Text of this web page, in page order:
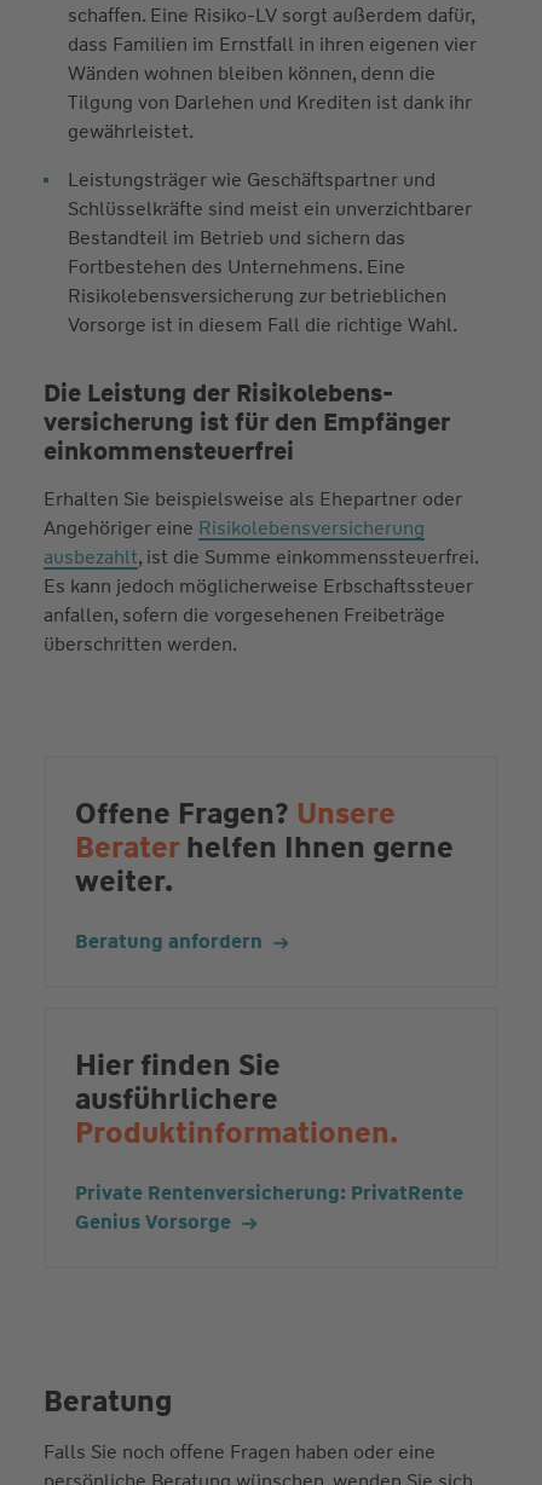
schaffen. Eine Risiko-LV sorgt außerdem dafür,
dass Familien im Ernstfall in ihren eigenen vier
Wänden wohnen bleiben können, denn die
Tilgung von Darlehen und Krediten ist dank ihr
gewährleistet.
Leistungsträger wie Geschäftspartner und
Schlüsselkräfte sind meist ein unverzichtbarer
Bestandteil im Betrieb und sichern das
Fortbestehen des Unternehmens. Eine
Risikolebensversicherung zur betrieblichen
Vorsorge ist in diesem Fall die richtige Wahl.
Die Leistung der Risikolebens­
versicherung ist für den Empfänger
einkommen­steuerfrei
Erhalten Sie beispielsweise als Ehepartner oder
Angehöriger eine Risikolebensversicherung
ausbezahlt, ist die Summe einkommenssteuerfrei.
Es kann jedoch möglicherweise Erbschaftssteuer
anfallen, sofern die vorgesehenen Freibeträge
überschritten werden.
Offene Fragen? Unsere
Beraterhelfen Ihnen gerne
weiter.
Beratung anfordern
Hier finden Sie
ausführlichere
Produktinformationen.
Private Rentenversicherung: PrivatRente
Genius Vorsorge
Beratung
Falls Sie noch offene Fragen haben oder eine